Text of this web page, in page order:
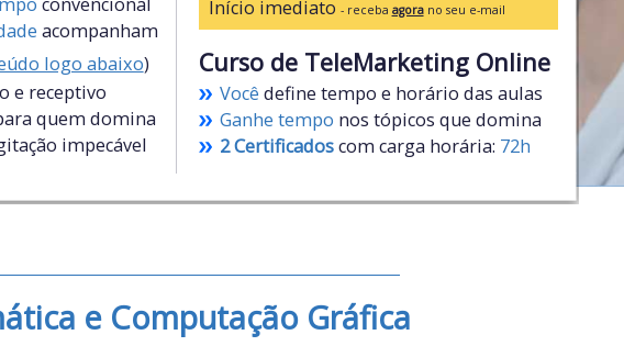
acompanham
logo abaixo)
e receptivo
quem domina
impecável
Início imediato - receba agorano seu e-mail
Curso de TeleMarketing Online
Você define tempo e horário das aulas
Ganhe tempo nos tópicos que domina
2Certificadoscom carga horária: 72h
e Computação Gráfica